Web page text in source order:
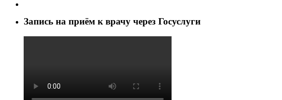
Запись на приём к врачу через Госуслуги